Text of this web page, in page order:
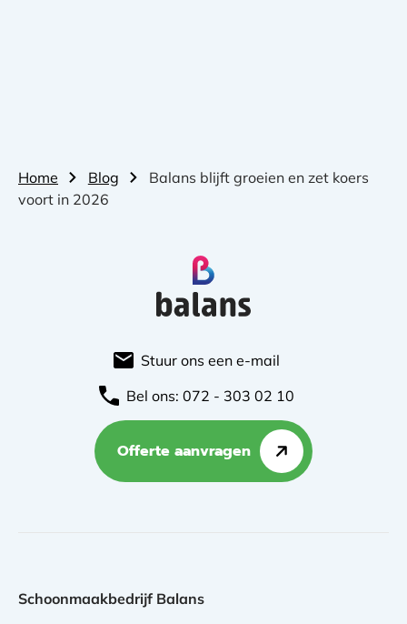
Home Blog
Balans blijft groeien en zet koers
voort in 2026
Stuur ons een e-mail
Bel ons: 072 - 303 02 10
Offerte aanvragen
Schoonmaakbedrijf Balans